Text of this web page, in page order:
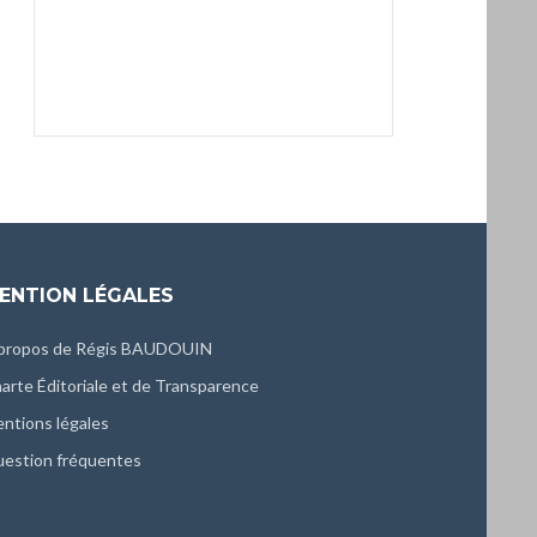
LÉGALES
de Régis BAUDOUIN
Éditoriale et de Transparence
légales
fréquentes